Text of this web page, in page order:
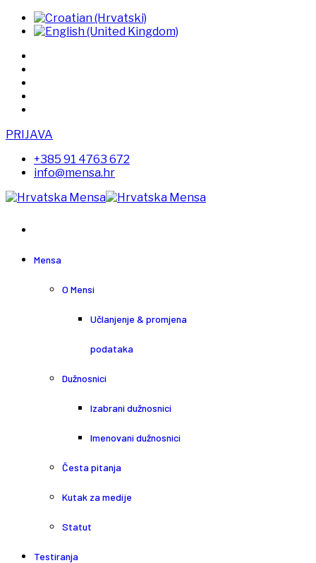
PRIJAVA
+385 91 4763 672
info@mensa.hr
Mensa
O Mensi
Učlanjenje & promjena
podataka
Dužnosnici
Izabrani dužnosnici
Imenovani dužnosnici
Česta pitanja
Kutak za medije
Statut
Testiranja